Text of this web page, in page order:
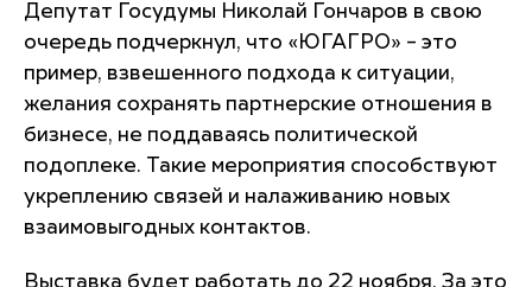
Депутат Госудумы Николай Гончаров в свою
очередь подчеркнул, что «ЮГАГРО» – это
пример, взвешенного подхода к ситуации,
желания сохранять партнерские отношения в
бизнесе, не поддаваясь политической
подоплеке. Такие мероприятия способствуют
укреплению связей и налаживанию новых
взаимовыгодных контактов.
Выставка будет работать до 22 ноября. За это